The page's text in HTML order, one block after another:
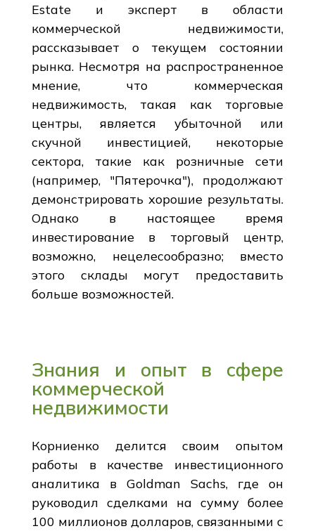
Estate и эксперт в области
коммерческой недвижимости,
рассказывает о текущем состоянии
рынка. Несмотря на распространенное
мнение, что коммерческая
недвижимость, такая как торговые
центры, является убыточной или
скучной инвестицией, некоторые
сектора, такие как розничные сети
(например, "Пятерочка"), продолжают
демонстрировать хорошие результаты.
Однако в настоящее время
инвестирование в торговый центр,
возможно, нецелесообразно; вместо
этого склады могут предоставить
больше возможностей.
Знания и опыт в сфере
коммерческой
недвижимости
Корниенко делится своим опытом
работы в качестве инвестиционного
аналитика в Goldman Sachs, где он
руководил сделками на сумму более
100 миллионов долларов, связанными с